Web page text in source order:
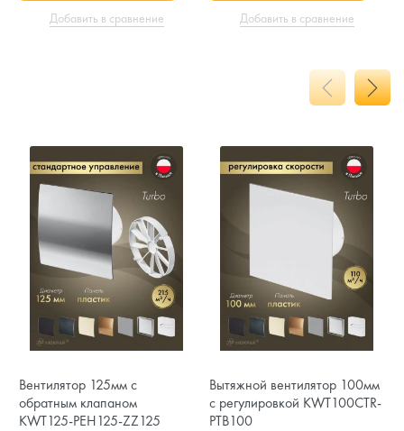
Добавить в сравнение Добавить в сравнение
Вентилятор 125мм с
обратным клапаном
KWT125-PEH125-ZZ125
Вытяжной вентилятор 100мм
с регулировкой KWT100CTR-
PTB100